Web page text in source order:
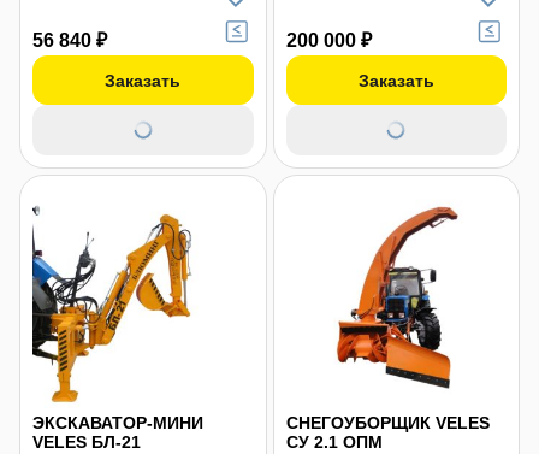
56 840 ₽
Заказать
200 000 ₽
Заказать
ЭКСКАВАТОР-МИНИ
VELES БЛ-21
СНЕГОУБОРЩИК VELES
СУ 2.1 ОПМ